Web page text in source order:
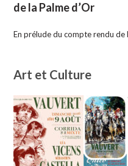
de la Palme d’Or
En prélude du compte rendu de
Art et Culture